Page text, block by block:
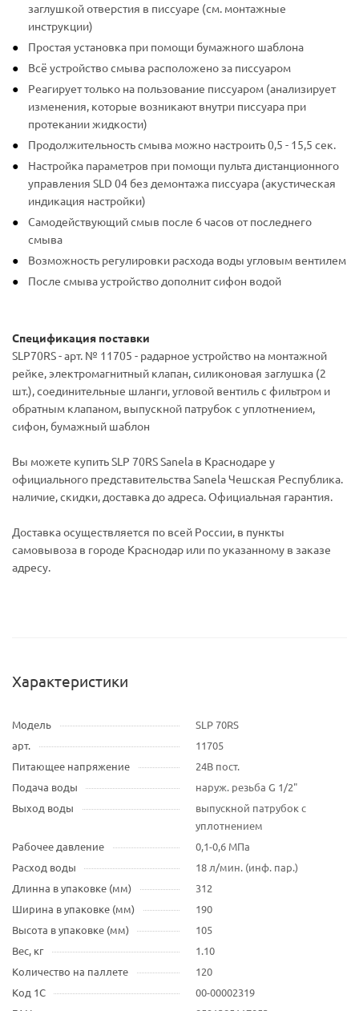
заглушкой отверстия в писсуаре (см. монтажные
инструкции)
Простая установка при помощи бумажного шаблона
Всё устройство смыва расположено за писсуаром
Реагирует только на пользование писсуаром (анализирует
изменения, которые возникают внутри писсуара при
протекании жидкости)
Продолжительность смыва можно настроить 0,5 - 15,5 сек.
Настройка параметров при помощи пульта дистанционного
управления SLD 04 без демонтажа писсуара (акустическая
индикация настройки)
Самодействующий смыв после 6 часов от последнего
смыва
Возможность регулировки расхода воды угловым вентилем
После смыва устройство дополнит сифон водой
Спецификация поставки
SLP70RS - арт. № 11705 - радарное устройство на монтажной
рейке, электромагнитный клапан, силиконовая заглушка (2
шт.), соединительные шланги, угловой вентиль с фильтром и
обратным клапаном, выпускной патрубок с уплотнением,
сифон, бумажный шаблон
Вы можете купить SLP 70RS Sanela в Краснодаре у
официального представительства Sanela Чешская Республика.
наличие, скидки, доставка до адреса. Официальная гарантия.
Доставка осуществляется по всей России, в пункты
самовывоза в городе Краснодар или по указанному в заказе
адресу.
Характеристики
Модель
SLP 70RS
арт.
11705
Питающее напряжение
24В пост.
Подача воды
наруж. резьба G 1/2"
Выход воды
выпускной патрубок c
уплотнением
Рабочее давление
0,1-0,6 МПа
Расход воды
18 л/мин. (инф. пар.)
Длинна в упаковке (мм)
312
Ширина в упаковке (мм)
190
Высота в упаковке (мм)
105
Вес, кг
1.10
Количество на паллете
120
Код 1С
00-00002319